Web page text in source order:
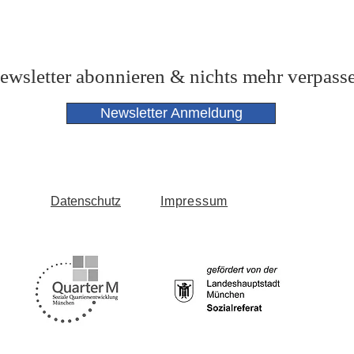
abonnieren & nichts mehr
Newsletter Anmeldung
Datenschutz Impressum